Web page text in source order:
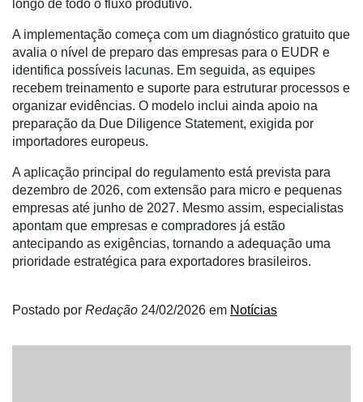
longo de todo o fluxo produtivo.
A implementação começa com um diagnóstico gratuito que
avalia o nível de preparo das empresas para o EUDR e
identifica possíveis lacunas. Em seguida, as equipes
recebem treinamento e suporte para estruturar processos e
organizar evidências. O modelo inclui ainda apoio na
preparação da Due Diligence Statement, exigida por
importadores europeus.
A aplicação principal do regulamento está prevista para
dezembro de 2026, com extensão para micro e pequenas
empresas até junho de 2027. Mesmo assim, especialistas
apontam que empresas e compradores já estão
antecipando as exigências, tornando a adequação uma
prioridade estratégica para exportadores brasileiros.
Postado por Redação 24/02/2026 em Notícias